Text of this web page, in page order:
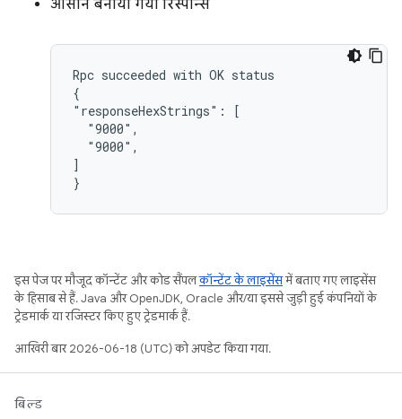
आसान बनाया गया रिस्पॉन्स
Rpc succeeded with OK status
{
"responseHexStrings": [
  "9000",
  "9000",
]
इस पेज पर मौजूद कॉन्टेंट और कोड सैंपलकॉन्टेंट के लाइसेंसमें बताए गए लाइसेंस
के हिसाब से हैं. Java और OpenJDK, Oracle और/या इससे जुड़ी हुई कंपनियों के
ट्रेडमार्क या रजिस्टर किए हुए ट्रेडमार्क हैं.
आखिरी बार 2026-06-18 (UTC) को अपडेट किया गया.
बिल्ड